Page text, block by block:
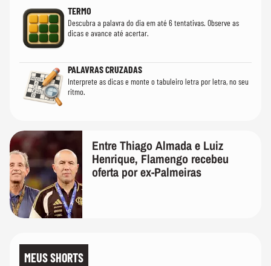
TERMO
Descubra a palavra do dia em até 6 tentativas. Observe as
dicas e avance até acertar.
PALAVRAS CRUZADAS
Interprete as dicas e monte o tabuleiro letra por letra, no seu
ritmo.
Entre Thiago Almada e Luiz
Henrique, Flamengo recebeu
oferta por ex-Palmeiras
MEUS SHORTS